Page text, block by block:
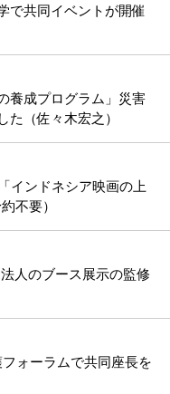
で共同イベントが開催
養成プログラム」災害
（佐々木宏之）
インドネシア映画の上
不要）
人のブース展示の監修
ォーラムで共同座長を